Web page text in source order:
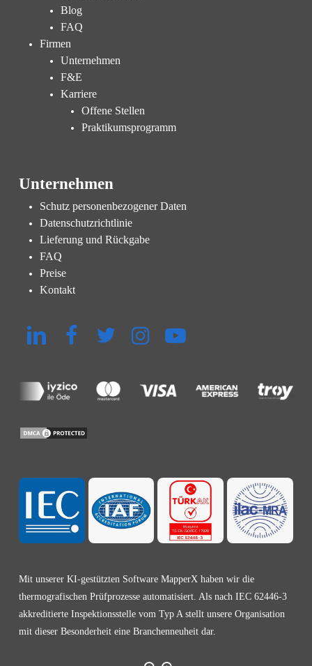
Mit unserer KI-gestützten Software MapperX haben wir die
thermografischen Prüfprozesse automatisiert. Als nach IEC 62446-3
akkreditierte Inspektionsstelle vom Typ A stellt unsere Organisation
mit dieser Besonderheit eine Branchenneuheit dar.
Unternehmen
Schutz personenbezogener Daten
Datenschutzrichtlinie
Lieferung und Rückgabe
FAQ
Preise
Kontakt
Blog
FAQ
Firmen
Unternehmen
F&E
Karriere
Offene Stellen
Praktikumsprogramm